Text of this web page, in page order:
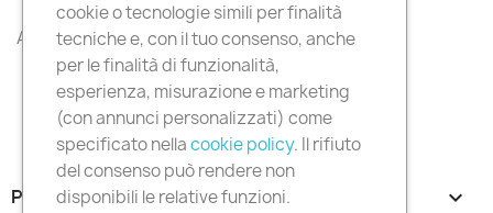
All products
PRODOTTI 
cookie o tecnologie simili per finalità
tecniche e, con il tuo consenso, anche
per le finalità di funzionalità,
esperienza, misurazione e marketing
(con annunci personalizzati) come
specificato nellacookie policy. Il rifiuto
del consenso può rendere non
disponibili le relative funzioni.